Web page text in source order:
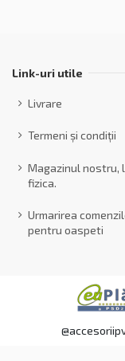
Link-uri utile
Livrare
Termeni și condiții
Magazinul nostru,
fizica.
Urmarirea
pentru oaspeti